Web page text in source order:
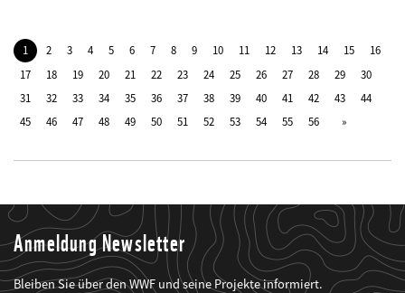
1 2 3 4 5 6 7 8 9 10 11 12 13 14 15
16
17
18 19 20 21 22 23 24 25 26 27 28 29
30
31
32 33 34 35 36 37 38 39 40 41 42 43
44
45
46 47 48 49 50 51 52 53 54 55 56
Anmeldung Newsletter
Bleiben Sie über den WWF und seine Projekte informiert.